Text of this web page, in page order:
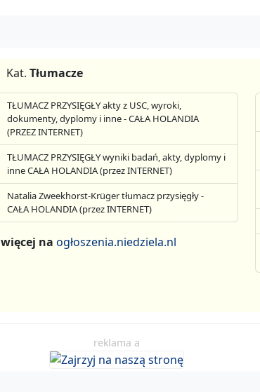
Kat. Tłumacze
TŁUMACZ PRZYSIĘGŁY akty z USC, wyroki,
dokumenty, dyplomy i inne - CAŁA HOLANDIA
(PRZEZ INTERNET)
TŁUMACZ PRZYSIĘGŁY wyniki badań, akty, dyplomy i
inne CAŁA HOLANDIA (przez INTERNET)
Natalia Zweekhorst-Krüger tłumacz przysięgły -
CAŁA HOLANDIA (przez INTERNET)
więcej naogłoszenia.niedziela.nl
reklama a